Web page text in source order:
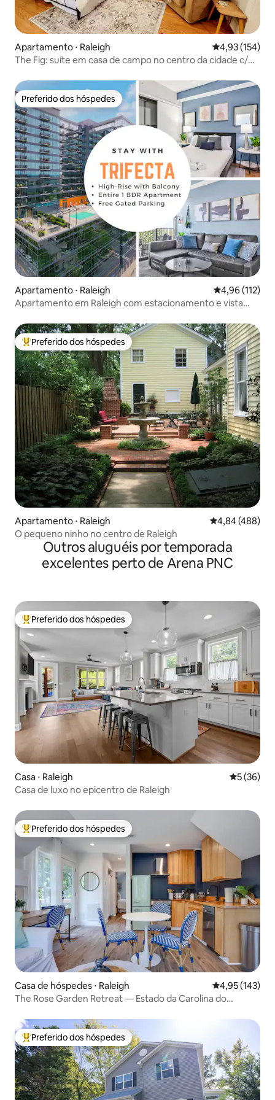
Apartamento ⋅ Raleigh 4,93 de uma
4,93 (154)
The Fig: suíte em casa de campo no centro da cidade c/
Preferido dos hóspedes
Preferido dos hóspedes
Apartamento ⋅ Raleigh 4,96 de uma
4,96 (112)
Apartamento em Raleigh com estacionamento e vista
Entre os melhores preferidos dos hóspedes
Preferido dos hóspedes
Apartamento ⋅ Raleigh 4,84 de uma
4,84 (488)
O pequeno ninho no centro de Raleigh
Outros aluguéis por temporada
excelentes perto de Arena PNC
Entre os melhores preferidos dos hóspedes
Preferido dos hóspedes
Casa ⋅ Raleigh 5 de uma
5 (36)
Casa de luxo no epicentro de Raleigh
Entre os melhores preferidos dos hóspedes
Preferido dos hóspedes
Casa de hóspedes ⋅ Raleigh 4,95 de uma
4,95 (143)
The Rose Garden Retreat — Estado da Carolina do
Entre os melhores preferidos dos hóspedes
Preferido dos hóspedes